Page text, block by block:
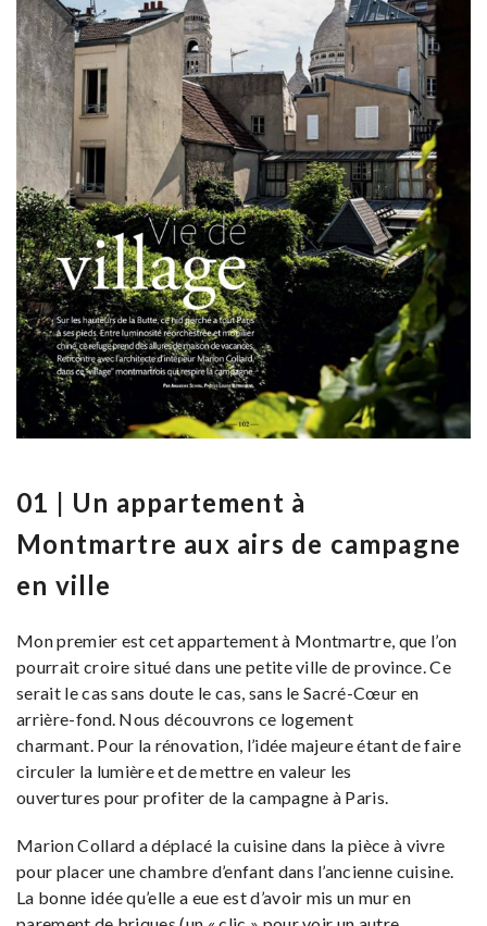
01 | Un appartement à
Montmartre aux airs de campagne
en ville
Mon premier est cet appartement à Montmartre, que l’on
pourrait croire situé dans une petite ville de province. Ce
serait le cas sans doute le cas, sans le Sacré-Cœur en
arrière-fond. Nous découvrons ce logement
charmant. Pour la rénovation, l’idée majeure étant de faire
circuler la lumière et de mettre en valeur les
ouvertures pour profiter de la campagne à Paris.
Marion Collard a déplacé la cuisine dans la pièce à vivre
pour placer une chambre d’enfant dans l’ancienne cuisine.
La bonne idée qu’elle a eue est d’avoir mis un mur en